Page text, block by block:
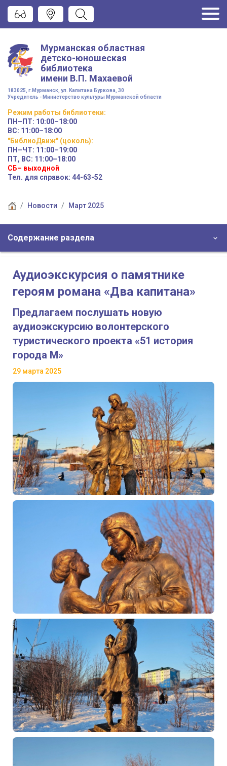
Мурманская областная
детско-юношеская
библиотека
имени В.П. Махаевой
183025, г.Мурманск, ул. Капитана Буркова, 30
Учредитель - Министерство культуры Мурманской области
Режим работы библиотеки:
ПН–ПТ: 10:00–18:00
ВС: 11:00–18:00
"БиблиоДвиж" (цоколь):
ПН–ЧТ: 11:00–19:00
ПТ, ВС: 11:00–18:00
СБ– выходной
Тел. для справок: 44-63-52
Новости Март 2025
Содержание раздела
Аудиоэкскурсия о памятнике
героям романа «Два капитана»
Предлагаем послушать новую
аудиоэкскурсию волонтерского
туристического проекта «51 история
города М»
29 марта 2025